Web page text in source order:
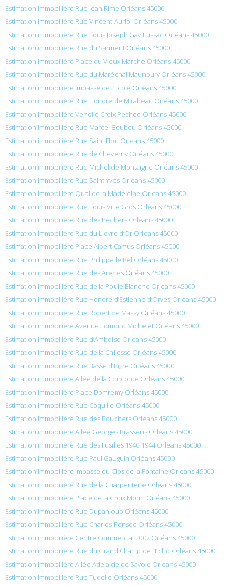
Estimation immobilière Rue Jean Rime Orléans 45000
Estimation immobilière Rue Vincent Auriol Orléans 45000
Estimation immobilière Rue Louis Joseph Gay Lussac Orléans 45000
Estimation immobilière Rue du Sarment Orléans 45000
Estimation immobilière Place du Vieux Marche Orléans 45000
Estimation immobilière Rue du Maréchal Maunoury Orléans 45000
Estimation immobilière Impasse de l’École Orléans 45000
Estimation immobilière Rue Honore de Mirabeau Orléans 45000
Estimation immobilière Venelle Croix Pechee Orléans 45000
Estimation immobilière Rue Marcel Boubou Orléans 45000
Estimation immobilière Rue Saint Flou Orléans 45000
Estimation immobilière Rue de Cheverny Orléans 45000
Estimation immobilière Rue Michel de Montaigne Orléans 45000
Estimation immobilière Rue Saint Yves Orléans 45000
Estimation immobilière Quai de la Madeleine Orléans 45000
Estimation immobilière Rue Louis Vi le Gros Orléans 45000
Estimation immobilière Rue des Pechers Orléans 45000
Estimation immobilière Rue du Lievre d’Or Orléans 45000
Estimation immobilière Place Albert Camus Orléans 45000
Estimation immobilière Rue Philippe le Bel Orléans 45000
Estimation immobilière Rue des Arenes Orléans 45000
Estimation immobilière Rue de la Poule Blanche Orléans 45000
Estimation immobilière Rue Honore d’Estienne d’Orves Orléans 45000
Estimation immobilière Rue Robert de Massy Orléans 45000
Estimation immobilière Avenue Edmond Michelet Orléans 45000
Estimation immobilière Rue d’Amboise Orléans 45000
Estimation immobilière Rue de la Chilesse Orléans 45000
Estimation immobilière Rue Basse d’Ingre Orléans 45000
Estimation immobilière Allée de la Concorde Orléans 45000
Estimation immobilière Place Domremy Orléans 45000
Estimation immobilière Rue Coquille Orléans 45000
Estimation immobilière Rue des Bouchers Orléans 45000
Estimation immobilière Allée Georges Brassens Orléans 45000
Estimation immobilière Rue des Fusilles 1940 1944 Orléans 45000
Estimation immobilière Rue Paul Gauguin Orléans 45000
Estimation immobilière Impasse du Clos de la Fontaine Orléans 45000
Estimation immobilière Rue de la Charpenterie Orléans 45000
Estimation immobilière Place de la Croix Morin Orléans 45000
Estimation immobilière Rue Dupanloup Orléans 45000
Estimation immobilière Rue Charles Pensee Orléans 45000
Estimation immobilière Centre Commercial 2002 Orléans 45000
Estimation immobilière Rue du Grand Champ de l’Echo Orléans 45000
Estimation immobilière Allée Adelaide de Savoie Orléans 45000
Estimation immobilière Rue Tudelle Orléans 45000